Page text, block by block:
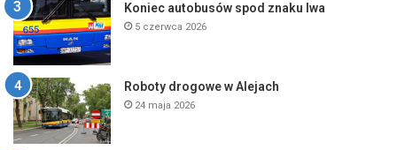
Koniec autobusów spod znaku lwa
5 czerwca 2026
Roboty drogowe w Alejach
24 maja 2026